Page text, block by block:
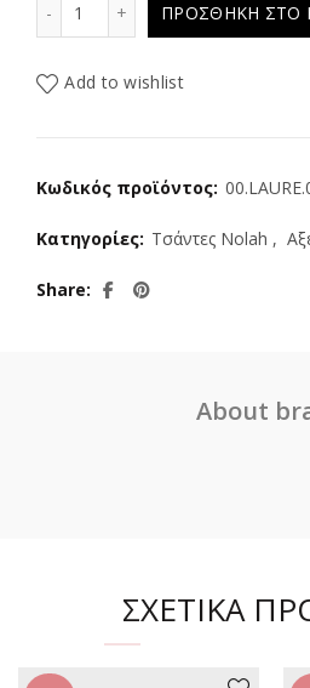
ΠΡΟΣΘΉΚΗ ΣΤΟ
Add to wishlist
Κωδικός προϊόντος:
Κατηγορίες: Τσάντες Nolah ,
Share
About
ΣΧΕΤΙΚΆ